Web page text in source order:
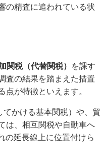
の精査に追われている状
関税（代替関税）
を課す
査の結果を踏まえた措置
が特徴といえます。
てかける基本関税）や、貿
は、相互関税や自動車へ
の延長線上に位置付けら